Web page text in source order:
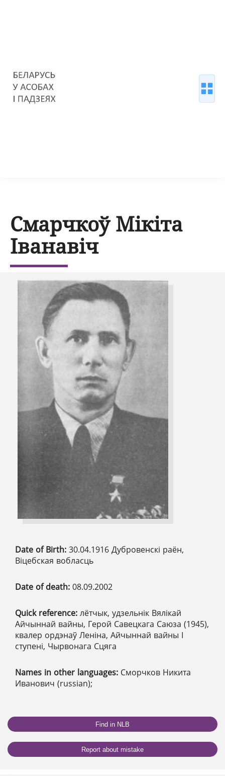
Смарчкоў Мікіта
Іванавіч
Date of Birth: 30.04.1916 Дубровенскі раён,
Віцебская вобласць
Date of death: 08.09.2002
Quick reference: лётчык, удзельнік Вялікай
Айчыннай вайны, Герой Савецкага Саюза (1945),
квалер ордэнаў Леніна, Айчыннай вайны І
ступені, Чырвонага Сцяга
Names in other languages: Сморчков Никита
Иванович (russian);
Find in NLB
Report about mistake